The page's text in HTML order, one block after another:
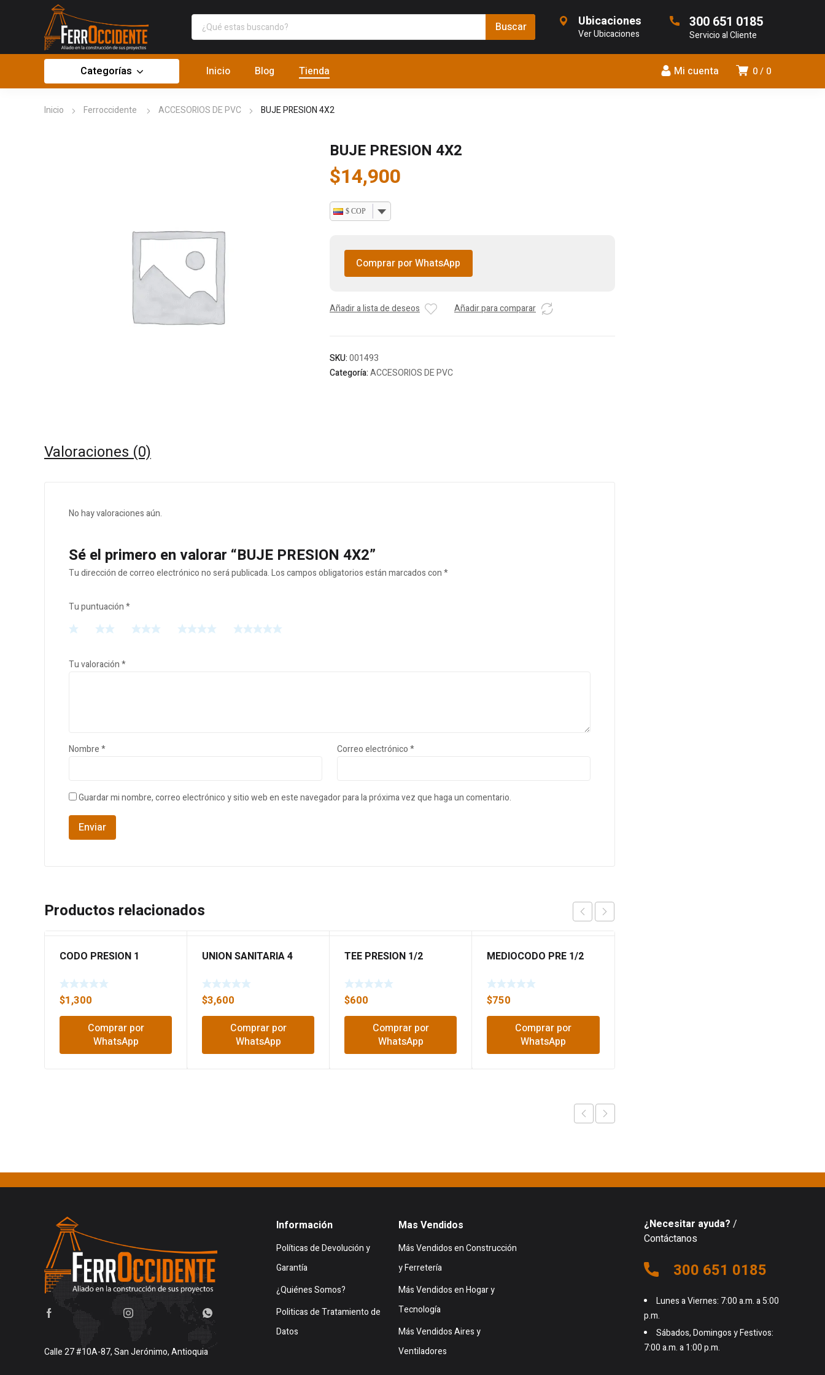
Ubicaciones
Ver Ubicaciones
300 651 0185
Servicio al Cliente
0 0
Mi cuenta
Categorías Inicio Blog Tienda
Inicio Ferroccidente ACCESORIOS DE PVC BUJE PRESION 4X2
BUJE PRESION 4X2
$14,900
$ COP
Comprar por WhatsApp
Añadir a lista de deseos Añadir para comparar
SKU:001493
Categoría:ACCESORIOS DE PVC
Valoraciones (0)
No hay valoraciones aún.
Sé el primero en valorar “BUJE PRESION 4X2”
Tu dirección de correo electrónico no será publicada.Los campos obligatorios están marcados con*
Tu puntuación*
Tu valoración*
Nombre* Correo electrónico*
Guardar mi nombre, correo electrónico y sitio web en este navegador para la próxima vez que haga un comentario.
Productos relacionados
CODO PRESION 1
$1,300
Comprar por
WhatsApp
UNION SANITARIA 4
$3,600
Comprar por
WhatsApp
TEE PRESION 1/2
$600
Comprar por
WhatsApp
MEDIOCODO PRE 1/2
$750
Comprar por
WhatsApp
Calle 27 #10A-87, San Jerónimo, Antioquia
Información
Políticas de Devolución y
Garantía
¿Quiénes Somos?
Politicas de Tratamiento de
Datos
Mas Vendidos
Más Vendidos en Construcción
y Ferretería
Más Vendidos en Hogar y
Tecnología
Más Vendidos Aires y
Ventiladores
¿Necesitar ayuda? /
Contáctanos
300 651 0185
Lunes a Viernes: 7:00 a.m. a 5:00
p.m.
Sábados, Domingos y Festivos:
7:00 a.m. a 1:00 p.m.